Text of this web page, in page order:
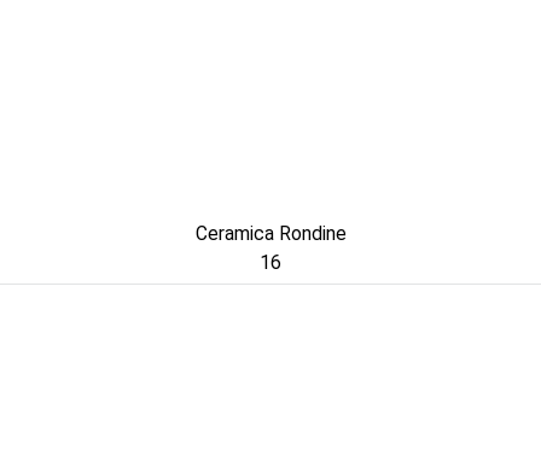
Ceramica Rondine
16